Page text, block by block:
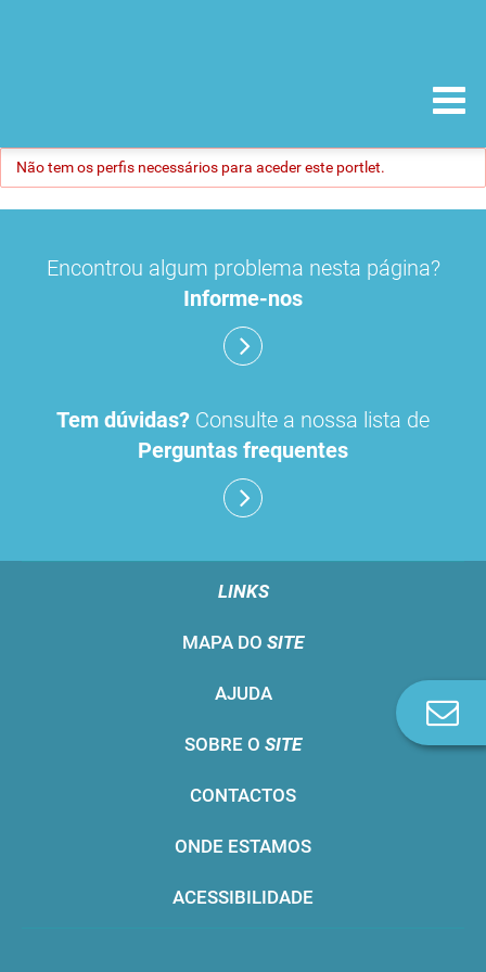
Não tem os perfis necessários para aceder este portlet.
Encontrou algum problema nesta página?
Informe-nos
Tem dúvidas? Consulte a nossa lista de
Perguntas frequentes
LINKS
MAPA DO SITE
AJUDA
SOBRE O SITE
CONTACTOS
ONDE ESTAMOS
ACESSIBILIDADE